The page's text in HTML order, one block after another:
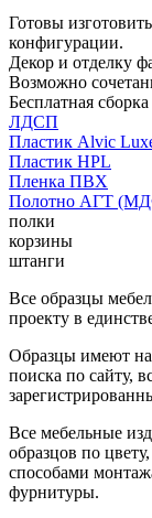
Готовы
конфигурации.
Декор и отделку
Возможно
Бесплатная
ЛДСП
Пластик Alvic
Пластик HPL
Пленка ПВХ
Полотно АГТ
полки
корзины
штанги
Все образцы
проекту в
Образцы имеют
поиска по сайту,
Все мебельные
образцов по
способами
фурнитуры.